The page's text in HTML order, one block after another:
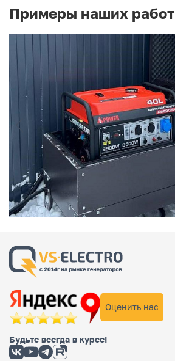
Примеры наших работ
Оценить нас
Будьте всегда в курсе!